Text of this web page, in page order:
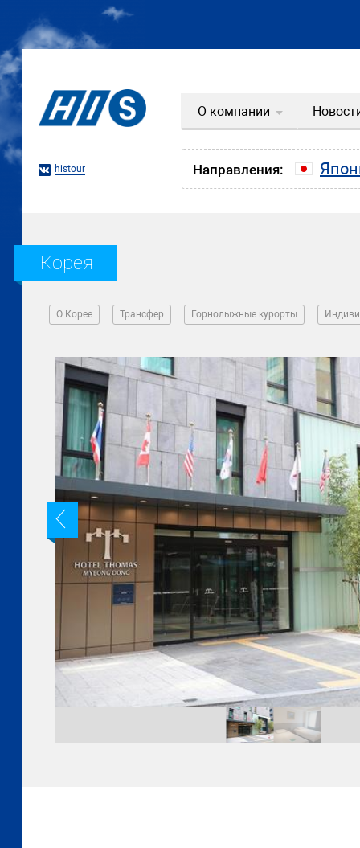
О компании
histour Направления:
Корея
О Корее Трансфер Горнолыжные курорты